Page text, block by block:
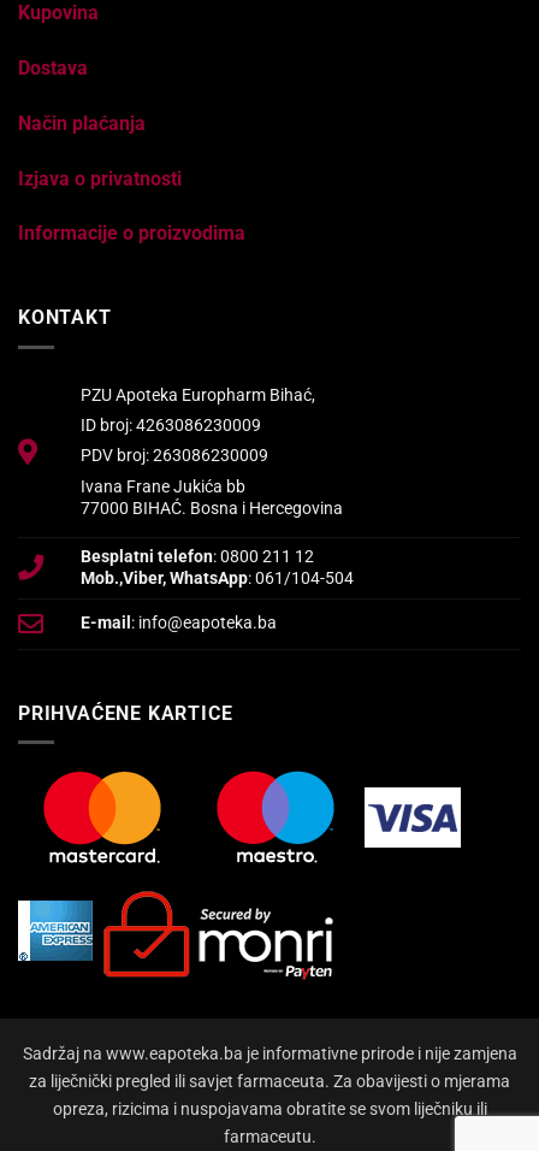
Kupovina
Dostava
Način plaćanja
Izjava o privatnosti
Informacije o proizvodima
KONTAKT
PZU Apoteka Europharm Bihać,
ID broj: 4263086230009
PDV broj: 263086230009
Ivana Frane Jukića bb
77000 BIHAĆ. Bosna i Hercegovina
Besplatni telefon: 0800 211 12
Mob.,Viber, WhatsApp: 061/104-504
E-mail : info@eapoteka.ba
PRIHVAĆENE KARTICE
Sadržaj na www.eapoteka.ba je informativne prirode i nije zamjena
za liječnički pregled ili savjet farmaceuta. Za obavijesti o mjerama
opreza, rizicima i nuspojavama obratite se svom liječniku ili
farmaceutu.